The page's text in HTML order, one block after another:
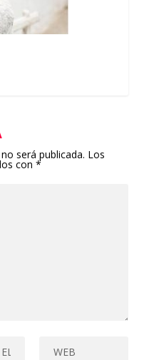
será publicada. Los
con*